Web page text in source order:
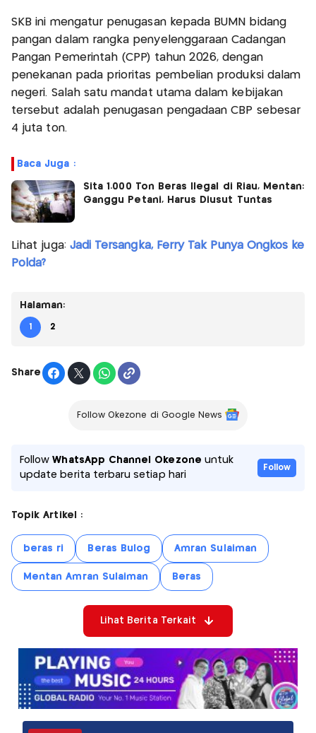
SKB ini mengatur penugasan kepada BUMN bidang
pangan dalam rangka penyelenggaraan Cadangan
Pangan Pemerintah (CPP) tahun 2026, dengan
penekanan pada prioritas pembelian produksi dalam
negeri. Salah satu mandat utama dalam kebijakan
tersebut adalah penugasan pengadaan CBP sebesar
4 juta ton.
Baca Juga :
Sita 1.000 Ton Beras Ilegal di Riau, Mentan:
Ganggu Petani, Harus Diusut Tuntas
Lihat juga: Jadi Tersangka, Ferry Tak Punya Ongkos ke
Polda?
Halaman:
1 2
Share
Follow Okezone di Google News
FollowWhatsApp Channel Okezone untuk
update berita terbaru setiap hari
Follow
Topik Artikel :
beras ri Beras Bulog Amran Sulaiman
Mentan Amran Sulaiman Beras
Lihat Berita Terkait